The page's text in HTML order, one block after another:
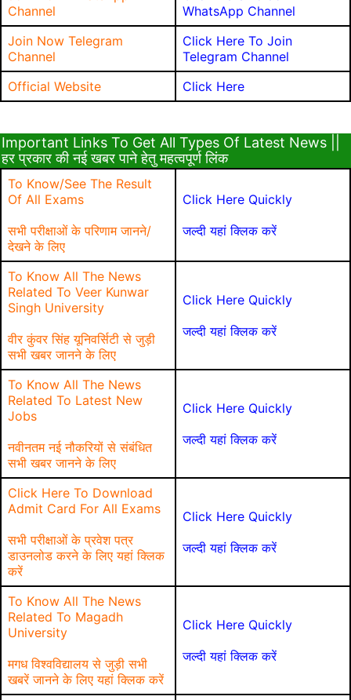
Channel
WhatsApp Channel
Join Now Telegram
Channel
Click Here To Join
Telegram Channel
Official Website
Click Here
Important Links To Get All Types Of Latest News ||
हर प्रकार की नई खबर पाने हेतु महत्वपूर्ण लिंक
To Know/See The Result
Of All Exams
सभी परीक्षाओं के परिणाम जानने/
देखने के लिए
Click Here Quickly
जल्दी यहां क्लिक करें
To Know All The News
Related To Veer Kunwar
Singh University
वीर कुंवर सिंह यूनिवर्सिटी से जुड़ी
सभी खबर जानने के लिए
Click Here Quickly
जल्दी यहां क्लिक करें
To Know All The News
Related To Latest New
Jobs
नवीनतम नई नौकरियों से संबंधित
सभी खबर जानने के लिए
Click Here Quickly
जल्दी यहां क्लिक करें
Click Here To Download
Admit Card For All Exams
सभी परीक्षाओं के प्रवेश पत्र
डाउनलोड करने के लिए यहां क्लिक
करें
Click Here Quickly
जल्दी यहां क्लिक करें
To Know All The News
Related To Magadh
University
मगध विश्वविद्यालय से जुड़ी सभी
खबरें जानने के लिए यहां क्लिक करें
Click Here Quickly
जल्दी यहां क्लिक करें